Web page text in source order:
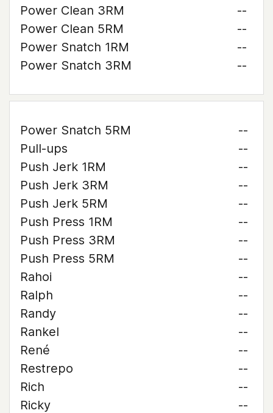
Power Clean 3RM
--
Power Clean 5RM
--
Power Snatch 1RM
--
Power Snatch 3RM
--
Power Snatch 5RM
--
Pull-ups
--
Push Jerk 1RM
--
Push Jerk 3RM
--
Push Jerk 5RM
--
Push Press 1RM
--
Push Press 3RM
--
Push Press 5RM
--
Rahoi
--
Ralph
--
Randy
--
Rankel
--
René
--
Restrepo
--
Rich
--
Ricky
--